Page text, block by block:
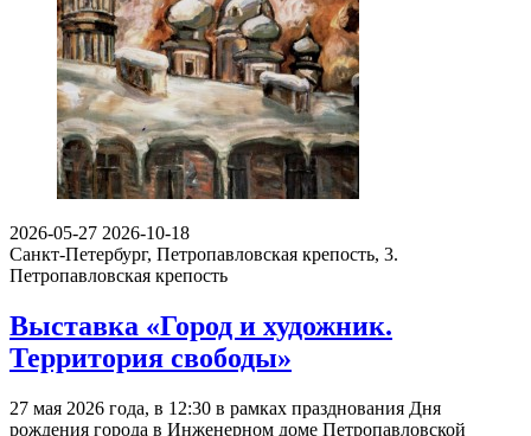
2026-05-27 2026-10-18
Санкт-Петербург, Петропавловская крепость, 3.
Петропавловская крепость
Выставка «Город и художник.
Территория свободы»
27 мая 2026 года, в 12:30 в рамках празднования Дня
рождения города в Инженерном доме Петропавловской